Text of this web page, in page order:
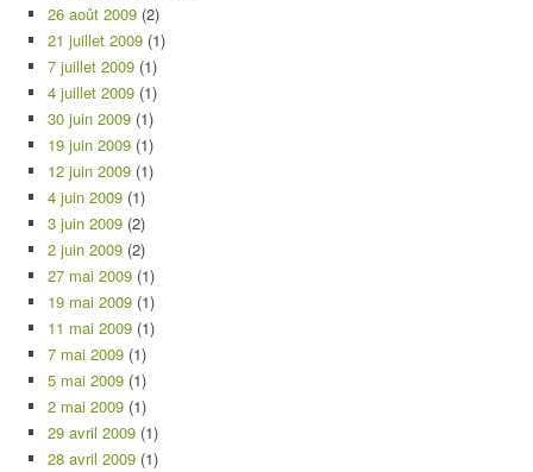
26 août 2009 (2)
21 juillet 2009 (1)
7 juillet 2009 (1)
4 juillet 2009 (1)
30 juin 2009 (1)
19 juin 2009 (1)
12 juin 2009 (1)
4 juin 2009 (1)
3 juin 2009 (2)
2 juin 2009 (2)
27 mai 2009 (1)
19 mai 2009 (1)
11 mai 2009 (1)
7 mai 2009 (1)
5 mai 2009 (1)
2 mai 2009 (1)
29 avril 2009 (1)
28 avril 2009 (1)